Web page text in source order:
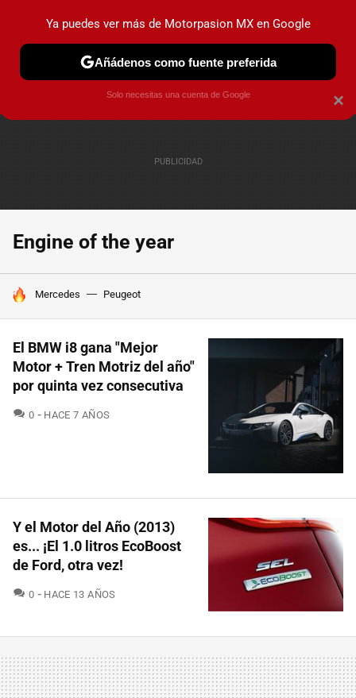
PRUEBAS INDUSTRIA HOY NO CIRCULA
Engine of the year
HOY SE HABLA DE
Mercedes Peugeot
El BMW i8 gana "Mejor
Motor + Tren Motriz del año"
por quinta vez consecutiva
0 COMENTARIOS
HACE 7 AÑOS
Y el Motor del Año (2013)
es... ¡El 1.0 litros EcoBoost
de Ford, otra vez!
0 COMENTARIOS
HACE 13 AÑOS
×
Ya puedes ver más de Motorpasion MX en Google
Añádenos como fuente preferida
Solo necesitas una cuenta de Google